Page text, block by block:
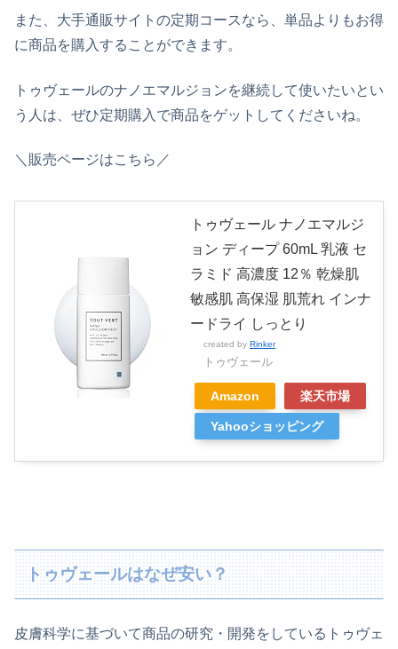
また、大手通販サイトの定期コースなら、単品よりもお得
に商品を購入することができます。
トゥヴェールのナノエマルジョンを継続して使いたいとい
う人は、ぜひ定期購入で商品をゲットしてくださいね。
＼販売ページはこちら／
トゥヴェール ナノエマルジ
ョン ディープ 60mL 乳液 セ
ラミド 高濃度 12％ 乾燥肌
敏感肌 高保湿 肌荒れ インナ
ードライ しっとり
created by Rinker
トゥヴェール
Amazon 楽天市場
Yahooショッピング
トゥヴェールはなぜ安い？
皮膚科学に基づいて商品の研究・開発をしているトゥヴェ